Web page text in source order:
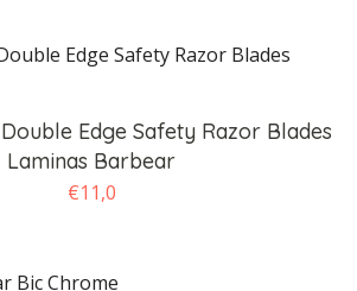
Edge Safety Razor Blades
Laminas Barbear
€11,0